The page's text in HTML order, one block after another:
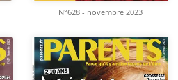
N°628 - novembre 2023